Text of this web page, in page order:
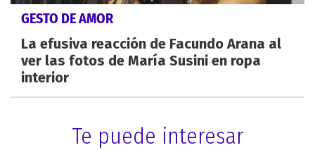
GESTO DE AMOR
La efusiva reacción de Facundo Arana al
ver las fotos de María Susini en ropa
interior
Te puede interesar